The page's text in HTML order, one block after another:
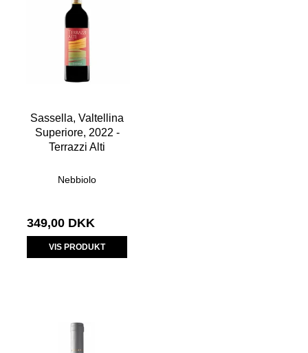
Sassella, Valtellina
Superiore, 2022 -
Terrazzi Alti
Nebbiolo
349,00 DKK
VIS PRODUKT